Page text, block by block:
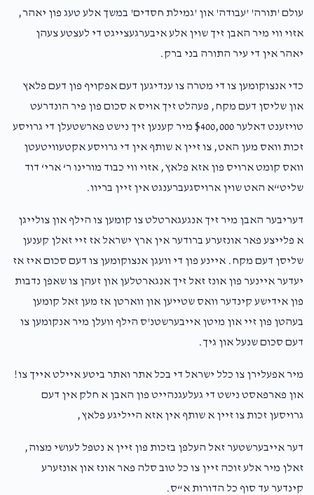
עולם 'תורה' 'עבודה' און 'גמילת חסדים' במשך אלע טעג פון יאהר,
אזוי ווי מיר האבן זיך שוין אלע איבערגעצייגט די לעצטע צעהן
יאהר אין די עיר התורה בני ברק.
כדי אנצוקומען צו די מטרה צו ענדיגען דעם אפקויף פון דעם פלאץ
און שליסן דעם מקח, פעהלט זיך אויס א סכום פון פיר הונדרעט
טויזענט דאלער $400,000 מיר קענען זיך נישט פארשטעלן די גרויסע
זכות וואס מען האט, צו זיין א שותף אין די גרויסע אקטעוויטעטן
וואס קומט ארויס פון אזא פלאץ, אזוי ווי כבוד מורינו ר‘ ארי‘ דוד
שליט“א האט שוין ארויסגעברענגט אין זיין בריוו.
דעריבער האבן מיר זיך אנגעגארטלט צו קומען צו הילף און צולייגן
א פלייצע פאר אונזערע ברודער אין ארץ ישראל אז זיי זאלן קענען
שליסן דעם מקח. איינע פון די וועגן אנצוקומען צו דעם סכום איז אז
יעדער איינער פון אונז זאל זיך אנגארטלען און זעהן צו שאפן נדבות
פון אידישע קינדער וואס שטייען און ווארטן אז מען זאל קומען
בעהטן פון זיי און מיטן אייבערשטנ'ס הילף וועלן מיר אנקומען צו
דעם סכום שנעל און גיך.
מיר אפעלירן צו כלל ישראל די בכל אתר ואתר ביטע איילט אייך צו!
און פארפאסט נישט די געלעגנהייט פון האבן א חלק אין דעם
גרויסען זכות צו זיין א שותף אין אזא הייליגע פלאץ,
דער אייבערשטער זאל העלפן בזכות פון זיין א נטפל לעושי מצוה,
זאלן מיר אלע זוכה זיין צו כל טוב סלה פאר אונז און אונזערע
קינדער עד סוף כל הדורות א“ס.